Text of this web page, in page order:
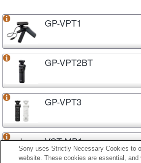
GP-VPT1
GP-VPT2BT
GP-VPT3
VCT-MP1
Sony uses Strictly Necessary Cookies to
website. These cookies are essential, and